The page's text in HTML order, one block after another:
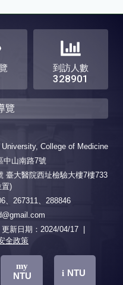
到訪人數
328901
覽
生訊息
士班
碩士班
學分抵免】
逕行修讀博士學位】
College of Medicine
中山南路7號
臺大醫院西址檢驗大樓7樓733
置)
、267311、288846
新日期： 2024/04/17 |
全政策
my
NTU i NTU